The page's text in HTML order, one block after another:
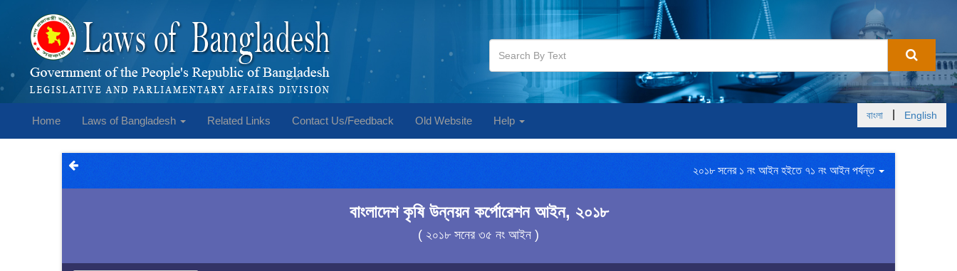
Home Laws of Bangladesh Related Links Contact Us/Feedback Old Website Help বাংলা English
২০১৮ সনের ১ নং আইন হইতে ৭১ নং আইন পর্যন্ত
বাংলাদেশ কৃষি উন্নয়ন কর্পোরেশন আইন, ২০১৮
( ২০১৮ সনের ৩৫ নং আইন )